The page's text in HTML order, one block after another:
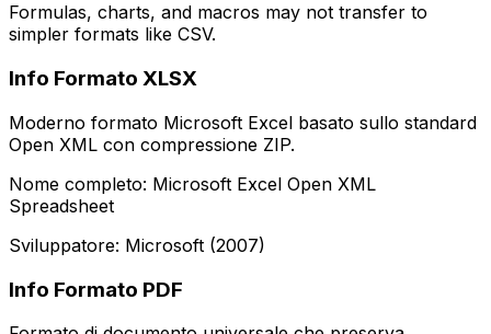
Formulas, charts, and macros may not transfer to
simpler formats like CSV.
Info Formato XLSX
Moderno formato Microsoft Excel basato sullo standard
Open XML con compressione ZIP.
Nome completo: Microsoft Excel Open XML
Spreadsheet
Sviluppatore: Microsoft (2007)
Info Formato PDF